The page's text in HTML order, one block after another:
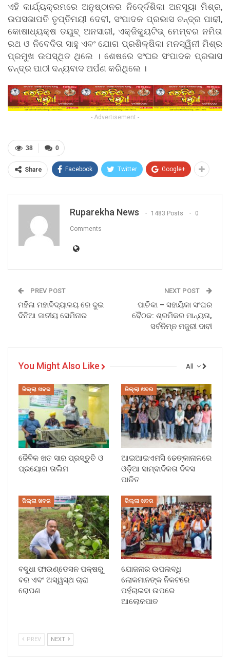
ଏହି କାର୍ଯ୍ୟକ୍ରମରେ ଅନୁଷ୍ଠାନର ନିଦେ୍ର୍ଦଶିକା ଅନସୂୟା ମିଶ୍ର,
ଉପସଭାପତି ତୃପ୍ତିମୟୀ ଦେବୀ, ସଂପାଦକ ପ୍ରଭାସ ଚନ୍ଦ୍ର ପାଢୀ,
କୋଷାଧ୍ୟକ୍ଷ ତୟୁବ୍ ଅନସାରୀ, ଏକ୍ଜିକୁ୍ୟଟିଭ୍ ମେମ୍ବର ନମିତା
ରଥ ଓ ନିବେଦିତା ସାହୁ ଏବଂ ଯୋଗ ପ୍ରଶିକ୍ଷିକା ମନସ୍ୱିନୀ ମିଶ୍ର
ପ୍ରମୁଖ ଉପସ୍ଥିତ ଥିଲେ । ଶେଷରେ ସଂଘର ସଂପାଦକ ପ୍ରଭାସ
ଚନ୍ଦ୍ର ପାଠୀ ଦନ୍ୟବାଦ ଅର୍ପଣ କରିଥିଲେ ।
- Advertisement -
0
38
Share Facebook Twitter Google+
Ruparekha News 1483 Posts 0
Comments
PREV POST
ମହିଳା ମହାବିଦ୍ୟାଳୟ ରେ ଦୁଇ
ଦିନିଆ ଜାତୀୟ ସେମିନାର
NEXT POST
ପାଚିକା – ସହାୟିକା ସଂଘର
ବୈଠକ: ଶ୍ରମିକର ମାନ୍ୟତା,
ସର୍ବନିମ୍ନ ମଜୁରୀ ଦାବୀ
All
You Might Also Like
ଜିଲ୍ଲା ଖବର
ଜୈବିକ ଖତ ସାର ପ୍ରସ୍ତୁତି ଓ
ପ୍ରୟୋଗ ତାଲିମ
ଜିଲ୍ଲା ଖବର
ଆଇଆଇଏମସି ଢେଙ୍କାନାଳରେ
ଓଡ଼ିଆ ସାମ୍ବାଦିକତା ଦିବସ
ପାଳିତ
ଜିଲ୍ଲା ଖବର
ବସୁଧା ଫାଉଣ୍ଡେସନ ପକ୍ଷରୁ
ବର ଏବଂ ଅସ୍ୱସ୍ଥ ଚାରା
ରୋପଣ
ଜିଲ୍ଲା ଖବର
ଯୋଜନାର ଉପଲବ୍ଧି
ଲୋକମାନଙ୍କ ନିକଟରେ
ପହଁଚାଇବା ଉପରେ
ଆଲୋକପାତ
PREV NEXT